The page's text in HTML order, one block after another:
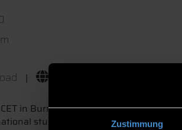
Zustimmung
|
in Burmese & English.
students will have the possibility